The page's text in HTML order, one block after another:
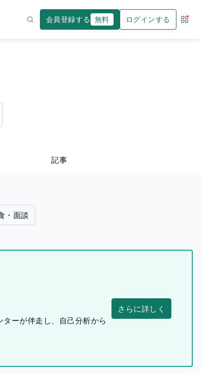
会員登録する 無料 ログインする サー
記事
・面談
ーが伴走し、自己分析から
さらに詳しく